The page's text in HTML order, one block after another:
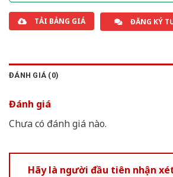
TẢI BẢNG GIÁ ĐĂNG KÝ
ĐÁNH GIÁ (0)
Đánh giá
Chưa có đánh giá nào.
Hãy là người đầu tiên nhận